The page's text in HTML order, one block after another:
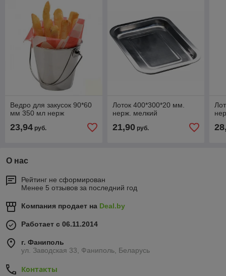
Ведро для закусок 90*60
мм 350 мл нерж
23,94 руб.
Лоток 400*300*20 мм.
нерж. мелкий
21,90руб.
О нас
Рейтинг не сформирован
Менее 5 отзывов за последний год
Компания продает на Deal.by
Работает с 06.11.2014
г. Фаниполь
ул. Заводская 33, Фаниполь, Беларусь
Контакты